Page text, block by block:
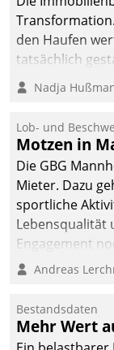
den Haufen
tatsächlich
Argumente
Nadja
Lob- und
Motzen in
Die GBG
Mieter. Dazu
sportliche
Lebensqualität
Engagement
von
und
ein.
Andreas
Bestandsdaten
Mehr Wert